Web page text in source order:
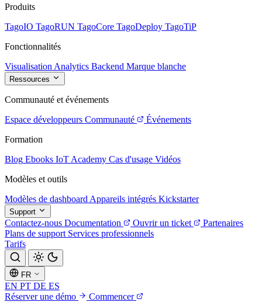
Produits
TagoIO TagoRUN TagoCore TagoDeploy TagoTiP
Fonctionnalités
Visualisation Analytics Backend Marque blanche
Ressources
Communauté et événements
Espace développeurs Communauté
Événements
Formation
Blog Ebooks IoT Academy Cas d'usage Vidéos
Modèles et outils
Modèles de dashboard Appareils intégrés Kickstarter
Support
Contactez-nous Documentation Ouvrir un ticket
Partenaires
Plans de support Services professionnels
Tarifs
FR
EN PT DE ES
Réserver une démo
Commencer